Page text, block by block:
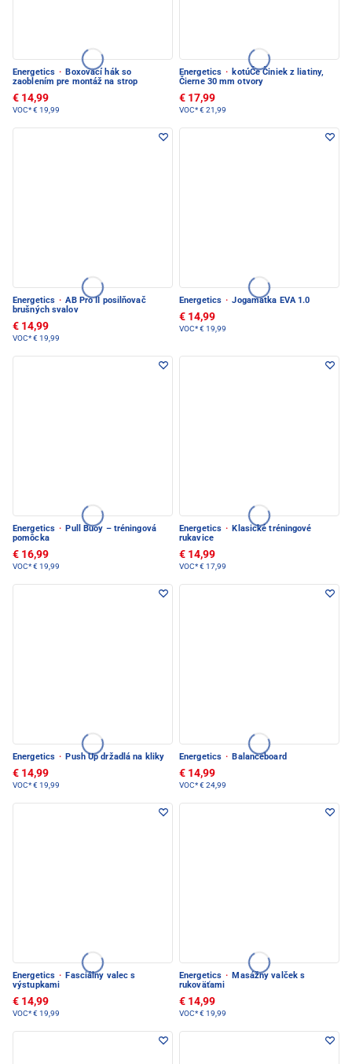
Energetics · Boxovací hák so
zaoblením pre montáž na strop
€ 14,99
VOC*€ 19,99
Energetics · kotúČe Činiek z liatiny,
Čierne 30 mm otvory
€ 17,99
VOC*€ 21,99
Energetics · AB Pro II posilňovač
brušných svalov
€ 14,99
VOC*€ 19,99
Energetics · Jogamatka EVA 1.0
€ 14,99
VOC*€ 19,99
Energetics · Pull Buoy – tréningová
pomôcka
€ 16,99
VOC*€ 19,99
Energetics · Klasické tréningové
rukavice
€ 14,99
VOC*€ 17,99
Energetics · Push Up držadlá na kliky
€ 14,99
VOC*€ 19,99
Energetics · Balanceboard
€ 14,99
VOC*€ 24,99
Energetics · Fasciálny valec s
výstupkami
€ 14,99
VOC*€ 19,99
Energetics · Masážny valček s
rukoväťami
€ 14,99
VOC*€ 19,99